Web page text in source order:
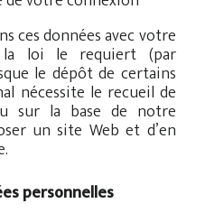
ces données avec votre
la loi le requiert (par
le dépôt de certains
nécessite le recueil de
sur la base de notre
un site Web et d’en
personnelles